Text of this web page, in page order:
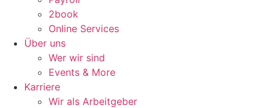
2book
Online Services
Über uns
Wer wir sind
Events & More
Karriere
Wir als Arbeitgeber